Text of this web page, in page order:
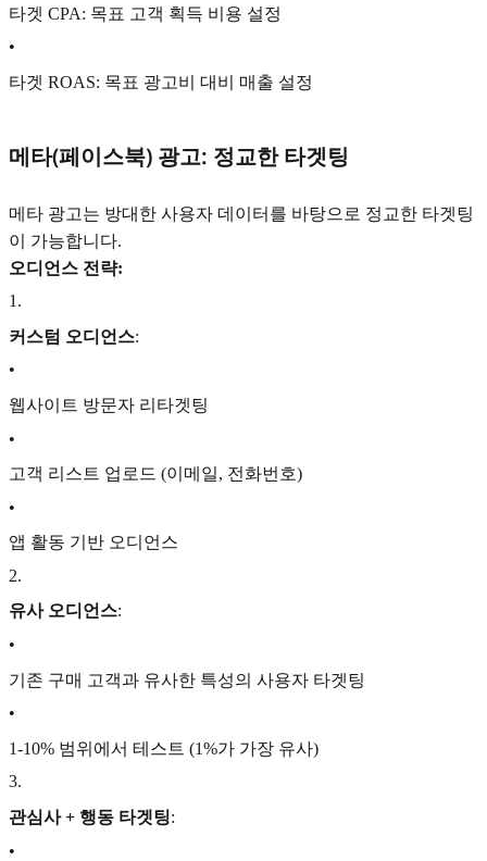
타겟 CPA: 목표 고객 획득 비용 설정
•
타겟 ROAS: 목표 광고비 대비 매출 설정
메타(페이스북) 광고: 정교한 타겟팅
메타 광고는 방대한 사용자 데이터를 바탕으로 정교한 타겟팅
이 가능합니다.
오디언스 전략:
1 .
커스텀 오디언스:
•
웹사이트 방문자 리타겟팅
•
고객 리스트 업로드 (이메일, 전화번호)
•
앱 활동 기반 오디언스
2.
유사 오디언스:
•
기존 구매 고객과 유사한 특성의 사용자 타겟팅
•
1-10% 범위에서 테스트 (1%가 가장 유사)
3.
관심사 + 행동 타겟팅:
•